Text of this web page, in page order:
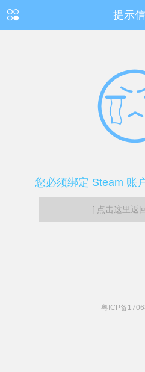
提示
您必须绑定 Steam 账
[ 点击这里返
粤ICP备